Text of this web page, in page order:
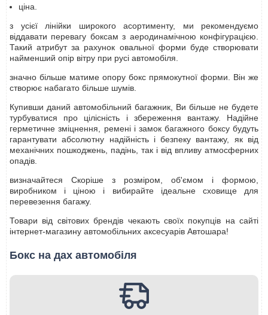
ціна.
з усієї лінійки широкого асортименту, ми рекомендуємо
віддавати перевагу боксам з аеродинамічною конфігурацією.
Такий атрибут за рахунок овальної форми буде створювати
найменший опір вітру при русі автомобіля.
значно більше матиме опору бокс прямокутної форми. Він же
створює набагато більше шумів.
Купивши даний автомобільний багажник, Ви більше не будете
турбуватися про цілісність і збереження вантажу. Надійне
герметичне зміцнення, ремені і замок багажного боксу будуть
гарантувати абсолютну надійність і безпеку вантажу, як від
механічних пошкоджень, падінь, так і від впливу атмосферних
опадів.
визначайтеся Скоріше з розміром, об'ємом і формою,
виробником і ціною і вибирайте ідеальне сховище для
перевезення багажу.
Товари від світових брендів чекають своїх покупців на сайті
інтернет-магазину автомобільних аксесуарів Автошара!
Бокс на дах автомобіля